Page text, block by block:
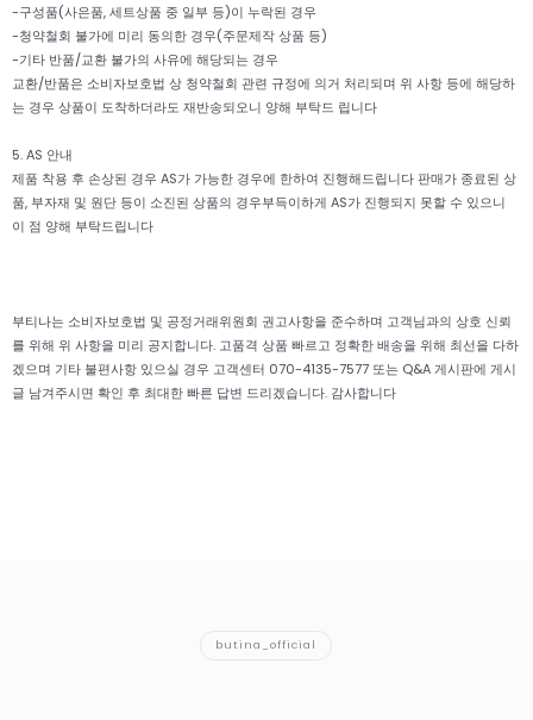
-구성품(사은품, 세트상품 중 일부 등)이 누락된 경우
-청약철회 불가에 미리 동의한 경우(주문제작 상품 등)
-기타 반품/교환 불가의 사유에 해당되는 경우
교환/반품은 소비자보호법 상 청약철회 관련 규정에 의거 처리되며 위 사항 등에 해당하
는 경우 상품이 도착하더라도 재반송되오니 양해 부탁드 립니다
5. AS 안내
제품 착용 후 손상된 경우 AS가 가능한 경우에 한하여 진행해드립니다 판매가 종료된 상
품, 부자재 및 원단 등이 소진된 상품의 경우부득이하게 AS가 진행되지 못할 수 있으니
이 점 양해 부탁드립니다
부티나는 소비자보호법 및 공정거래위원회 권고사항을 준수하며 고객님과의 상호 신뢰
를 위해 위 사항을 미리 공지합니다. 고품격 상품 빠르고 정확한 배송을 위해 최선을 다하
겠으며 기타 불편사항 있으실 경우 고객센터 070-4135-7577 또는 Q&A 게시판에 게시
글 남겨주시면 확인 후 최대한 빠른 답변 드리겠습니다. 감사합니다
butina_official